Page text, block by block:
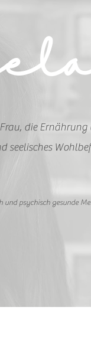
die Ernährung
seelisches
psychisch gesunde